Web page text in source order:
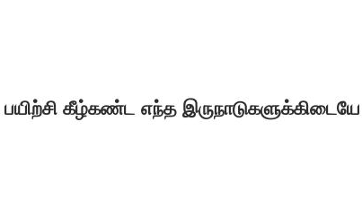
கீழ்கண்ட எந்த இருநாடுகளுக்கிடையே